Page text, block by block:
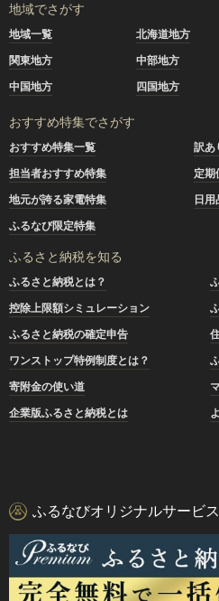
地域でさがす
地域一覧 北海道地方
関東地方
中部地方
中国地方
四国地方
おすすめ特集でさがす
おすすめ特集一覧
訳あ
担当者おすすめ特集
定期
地元が誇る家電特集
日
ふるなび限定特集
ふるさと納税を知る
ふるさと納税とは？
控除上限額シミュレーション
ふるさと納税の確定申告
ワンストップ特例制度とは？
寄附金の使い道
企業版ふるさと納税とは
ふるなびオリジナルサービス